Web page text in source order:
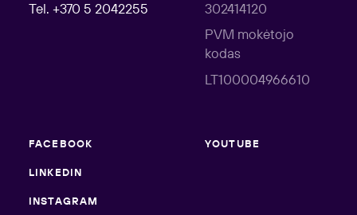
Tel. +370 5 2042255
302414120
PVM mokėtojo
kodas
LT100004966610
FACEBOOK
LINKEDIN
INSTAGRAM
YOUTUBE